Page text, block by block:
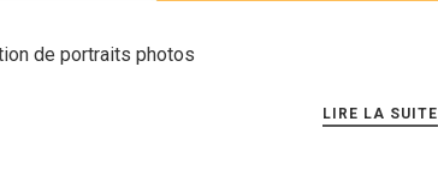
de portraits photos
LIRE LA SUITE